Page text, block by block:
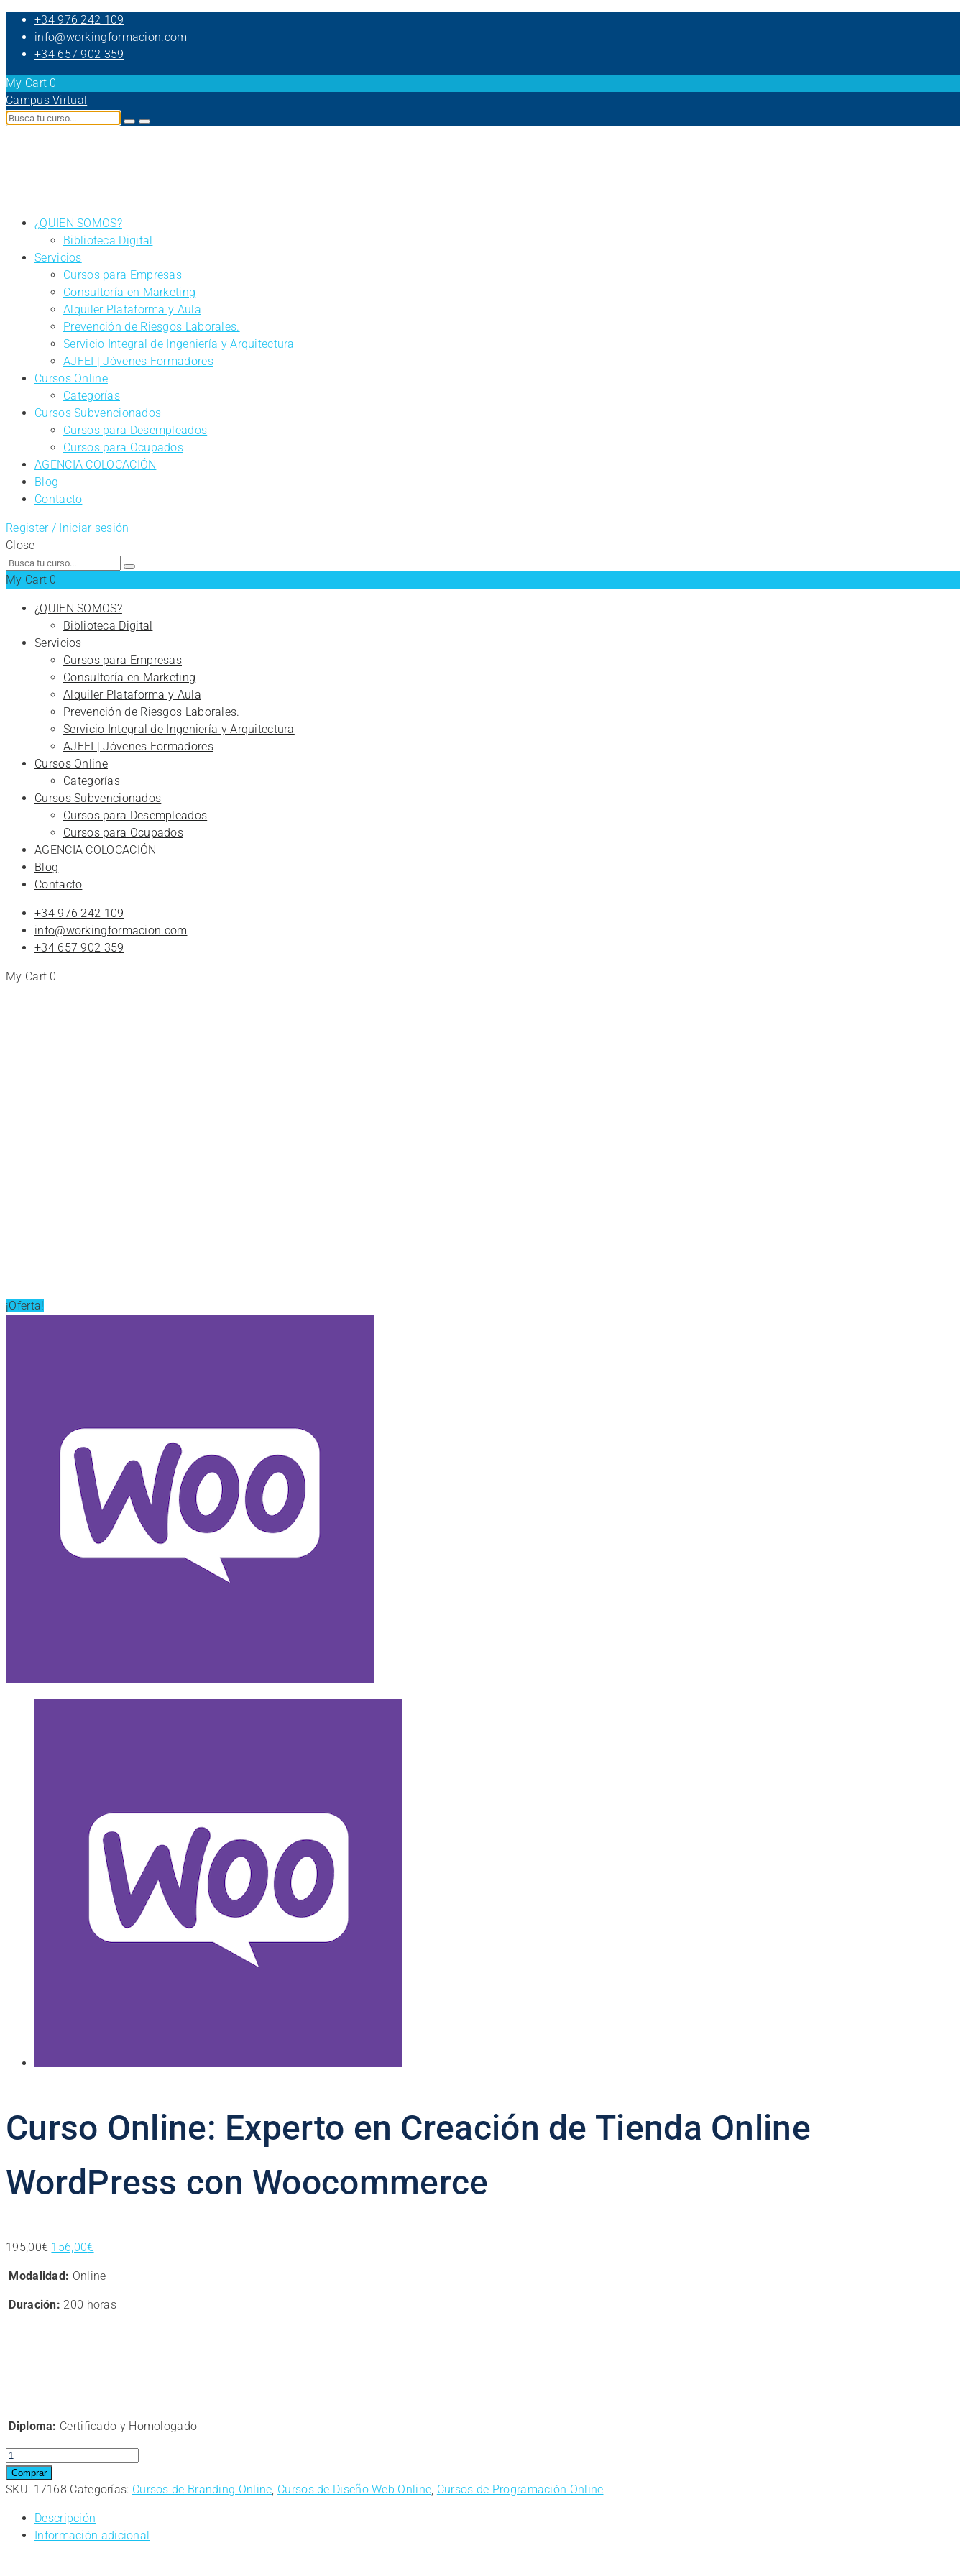
+34 976 242 109
info@workingformacion.com
+34 657 902 359
My Cart 0
Campus Virtual
¿QUIEN SOMOS?
Biblioteca Digital
Servicios
Cursos para Empresas
Consultoría en Marketing
Alquiler Plataforma y Aula
Prevención de Riesgos Laborales.
Servicio Integral de Ingeniería y Arquitectura
AJFEI | Jóvenes Formadores
Cursos Online
Categorías
Cursos Subvencionados
Cursos para Desempleados
Cursos para Ocupados
AGENCIA COLOCACIÓN
Blog
Contacto
Register/ Iniciar sesión
Close
Search
for:
My Cart 0
¿QUIEN SOMOS?
Biblioteca Digital
Servicios
Cursos para Empresas
Consultoría en Marketing
Alquiler Plataforma y Aula
Prevención de Riesgos Laborales.
Servicio Integral de Ingeniería y Arquitectura
AJFEI | Jóvenes Formadores
Cursos Online
Categorías
Cursos Subvencionados
Cursos para Desempleados
Cursos para Ocupados
AGENCIA COLOCACIÓN
Blog
Contacto
+34 976 242 109
info@workingformacion.com
+34 657 902 359
My Cart 0
¡Oferta!
Curso Online: Experto en Creación de Tienda Online
WordPress con Woocommerce
195,00€ El
original
era:
156,00€
actual
Modalidad: Online
Duración: 200 horas
Diploma: Certificado y Homologado
Curso
Online:
Experto
Creación
Comprar
SKU: 17168 Categorías: Cursos de Branding Online Cursos de Diseño Web Online Cursos de Programación Online
Descripción
Información adicional